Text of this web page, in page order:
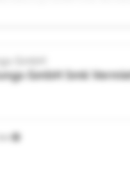
GmbH
GmbHSmk